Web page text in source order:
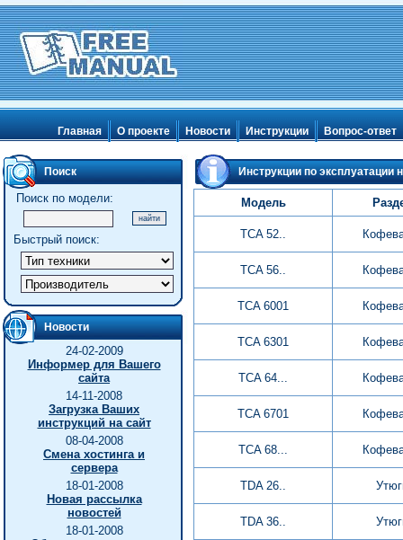
Главная О проекте Новости Инструкции Вопрос-ответ
Поиск
Поиск по модели:
Быстрый поиск:
Новости
24-02-2009
Информер для Вашего
сайта
14-11-2008
Загрузка Ваших
инструкций на сайт
08-04-2008
Смена хостинга и
сервера
18-01-2008
Новая рассылка
новостей
18-01-2008
Инструкции по эксплуатации
Модель
TCA 52..
TCA 56..
TCA 6001
TCA 6301
TCA 64...
TCA 6701
TCA 68...
TDA 26..
TDA 36..